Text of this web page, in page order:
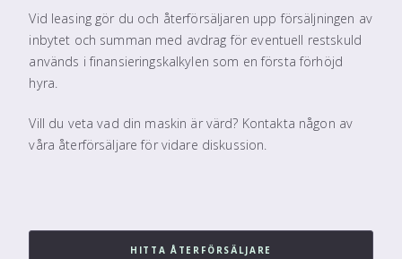
Vid leasing gör du och återförsäljaren upp försäljningen av
inbytet och summan med avdrag för eventuell restskuld
används i finansieringskalkylen som en första förhöjd
hyra.
Vill du veta vad din maskin är värd? Kontakta någon av
våra återförsäljare för vidare diskussion.
HITTA ÅTERFÖRSÄLJARE